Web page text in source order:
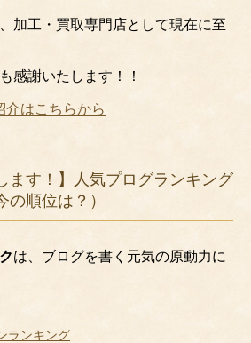
加工・買取専門店として現在に至
感謝いたします！！
介はこちらから
ます！】人気プログランキング
の順位は？）
は、ブログを書く元気の原動力に
ランキング